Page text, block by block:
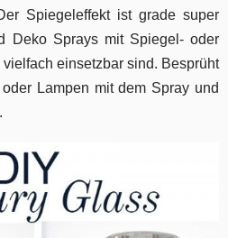
Spiegeleffekt ist grade super
Deko Sprays mit Spiegel- oder
einsetzbar sind. Besprüht
Lampen mit dem Spray und